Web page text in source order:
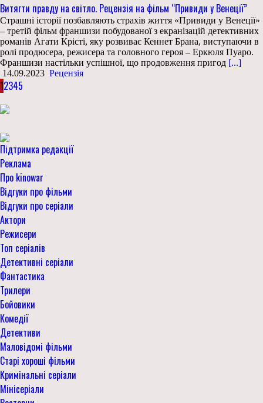
Витягти правду на світло. Рецензія на фільм “Привиди у Венеції”
Страшні історії позбавляють страхів життя «Привиди у Венеції»
– третій фільм франшизи побудованої з екранізацій детективних
романів Агати Крісті, яку розвиває Кеннет Брана, виступаючи в
ролі продюсера, режисера та головного героя – Еркюля Пуаро.
Франшизи настільки успішної, що продовження пригод [...]
14.09.2023 Рецензія
12345
Підтримка редакції
Реклама
Про kinowar
Відгуки про фільми
Відгуки про серіали
Актори
Режисери
Топ серіалів
Детективні серіали
Фантастика
Трилери
Бойовики
Комедії
Детективи
Маловідомі фільми
Старі хороші фільми
Кримінальні серіали
Мінісеріали